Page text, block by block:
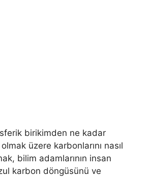
birikimden ne kadar
üzere karbonlarını nasıl
bilim adamlarının insan
karbon döngüsünü ve